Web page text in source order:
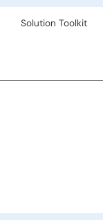
Solution Toolkit